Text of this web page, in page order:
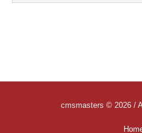
cmsmasters © 2026 /